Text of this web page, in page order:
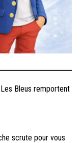
Les Bleus remportent
scrute pour vous